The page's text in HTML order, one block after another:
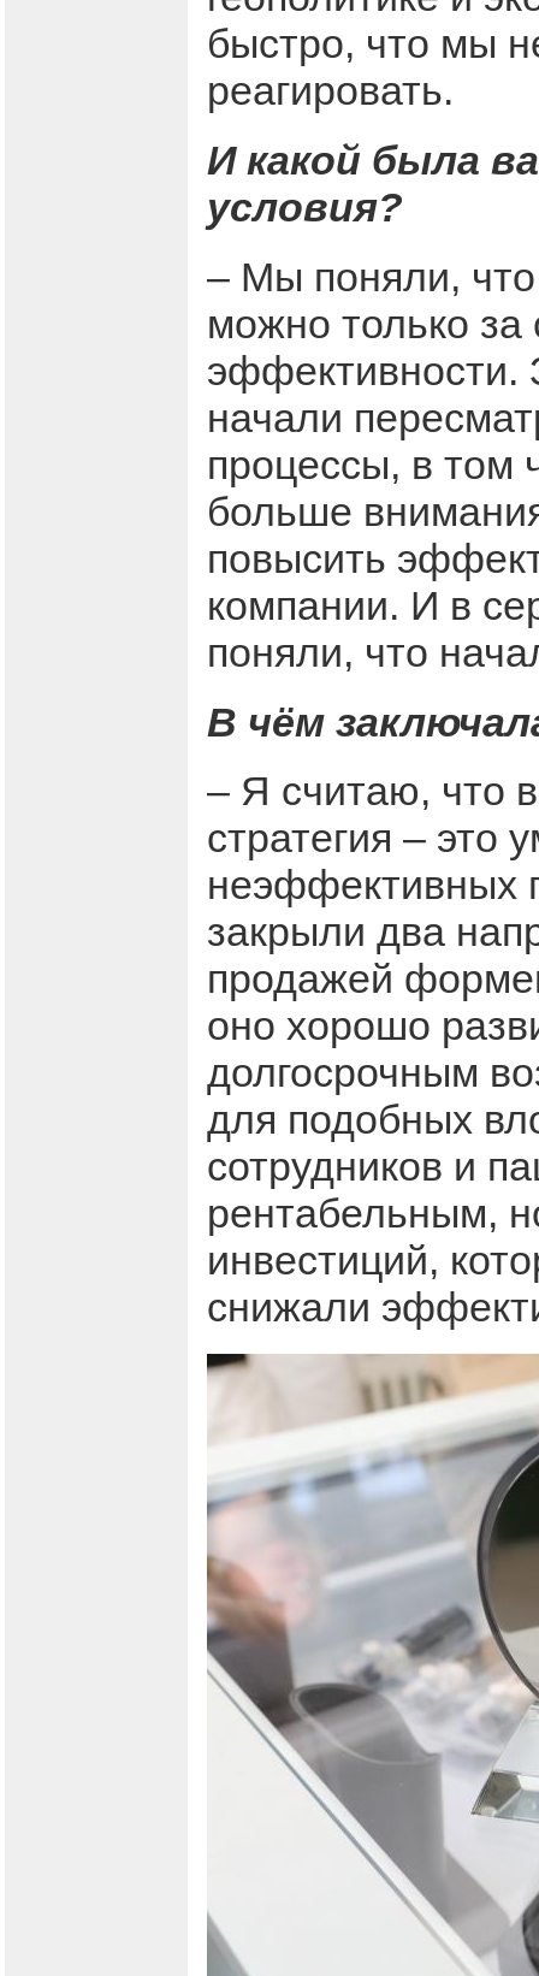
быстро, что мы
реагировать.
И какой была
условия?
– Мы поняли, что
можно только
эффективности.
начали
процессы, в том
больше
повысить
компании. И в
поняли, что
В чём
– Я считаю, что
стратегия – это
неэффективных
закрыли два
продажей
оно хорошо
долгосрочным
для подобных
сотрудников и
рентабельным,
инвестиций,
снижали